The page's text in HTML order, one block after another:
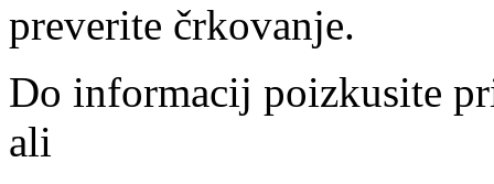
preverite črkovanje.
Do informacij poizkusite
ali